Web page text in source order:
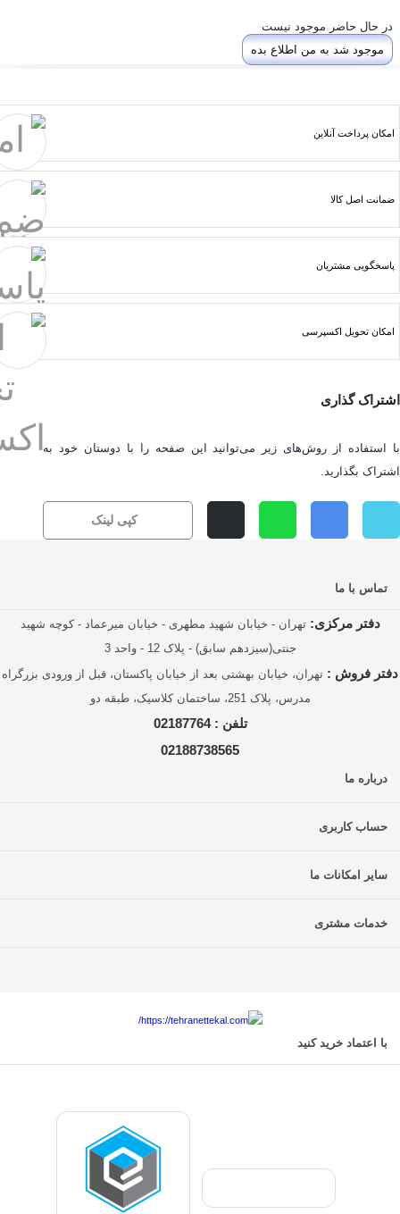
در حال حاضر موجود نیست
موجود شد به من اطلاع بده
امکان پرداخت آنلاین
ضمانت اصل کالا
پاسخگویی مشتریان
امکان تحویل اکسپرسی
اشتراک گذاری
با استفاده از روش‌های زیر می‌توانید این صفحه را با دوستان خود به
اشتراک بگذارید.
کپی لینک
تماس با ما
دفتر مرکزی: تهران - خیابان شهید مطهری - خیابان میرعماد - کوچه شهید
جنتی(سیزدهم سابق) - پلاک 12 - واحد 3
دفتر فروش : تهران، خیابان بهشتی بعد از خیابان پاکستان، قبل از ورودی بزرگراه
مدرس، پلاک 251، ساختمان کلاسیک، طبقه دو
تلفن : 02187764
02188738565
درباره ما
حساب کاربری
سایر امکانات ما
خدمات مشتری
با اعتماد خرید کنید